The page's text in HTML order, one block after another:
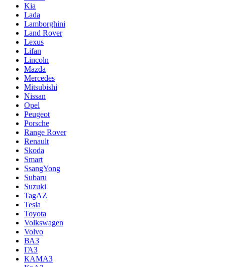
Kia
Lada
Lamborghini
Land Rover
Lexus
Lifan
Lincoln
Mazda
Mercedes
Mitsubishi
Nissan
Opel
Peugeot
Porsche
Range Rover
Renault
Skoda
Smart
SsangYong
Subaru
Suzuki
TagAZ
Tesla
Toyota
Volkswagen
Volvo
ВАЗ
ГАЗ
КАМАЗ